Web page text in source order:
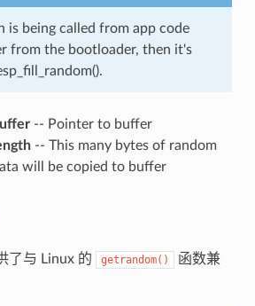
is being called from app code
from the bootloader, then it's
-- Pointer to buffer
-- This many bytes of random
will be copied to buffer
了与 Linux 的 getrandom()
函数兼